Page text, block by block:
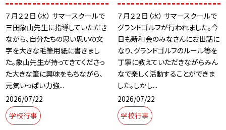
７月２２日（水） サマースクールで
三田象山先生に指導していただき
ながら、自分たちの思い思いの文
字を大きな毛筆用紙に書きまし
た。象山先生が持ってきてくださっ
た大きな筆に興味をもちながら、
元気いっぱい力強...
2026/07/22
学校行事
７月２２日（水） サマースクールで
グランドゴルフが行われました。今
日も新和会のみなさんにお世話に
なり、グランドゴルフのルール等を
丁寧に教えていただきながらみん
なで楽しく活動することができま
した。しかし...
2026/07/22
学校行事